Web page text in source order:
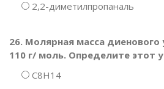
2,2-диметилпропаналь
26. Молярная масса
110 г/ моль. Определите этот
C8H14